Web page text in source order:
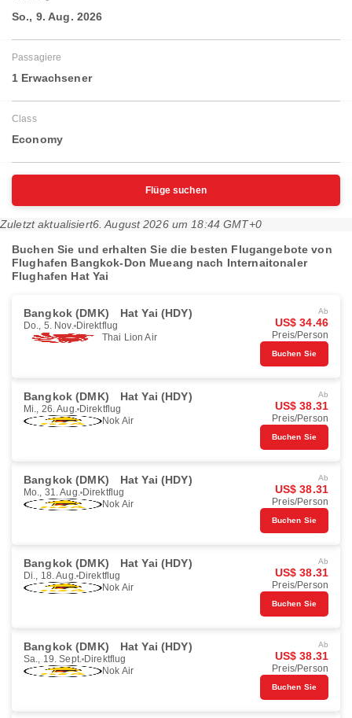
So., 9. Aug. 2026
Passagiere
1 Erwachsener
Class
Economy
Flüge suchen
Zuletzt aktualisiert6. August 2026 um 18:44 GMT+0
Buchen Sie und erhalten Sie die besten Flugangebote von
Flughafen Bangkok-Don Mueang nach Internaitonaler
Flughafen Hat Yai
Bangkok (DMK) Hat Yai (HDY)
Do., 5. Nov. Direktflug
Thai Lion Air
Ab
US$ 34.46
Preis/Person
Buchen Sie
Bangkok (DMK) Hat Yai (HDY)
Mi., 26. Aug. Direktflug
Nok Air
Ab
US$ 38.31
Preis/Person
Buchen Sie
Bangkok (DMK) Hat Yai (HDY)
Mo., 31. Aug. Direktflug
Nok Air
Ab
US$ 38.31
Preis/Person
Buchen Sie
Bangkok (DMK) Hat Yai (HDY)
Di., 18. Aug. Direktflug
Nok Air
Ab
US$ 38.31
Preis/Person
Buchen Sie
Bangkok (DMK) Hat Yai (HDY)
Sa., 19. Sept. Direktflug
Nok Air
Ab
US$ 38.31
Preis/Person
Buchen Sie